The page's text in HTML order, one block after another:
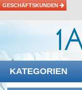
GESCHÄFTSKUNDEN
KATEGORIEN